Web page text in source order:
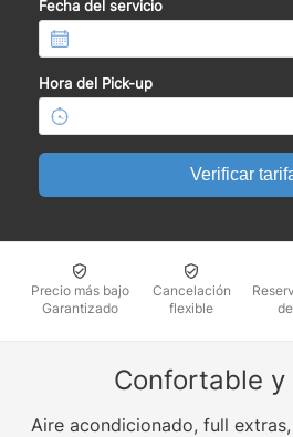
Fecha del servicio
Hora del Pick-up
Verificar
Precio más bajo
Garantizado
Cancelación
flexible
Confortable y
Aire acondicionado, full